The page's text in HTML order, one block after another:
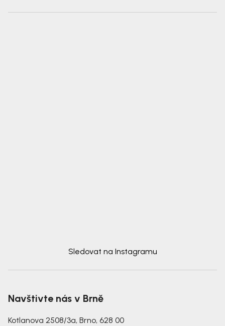
Sledovat na Instagramu
Navštivte nás v Brně
Kotlanova 2508/3a, Brno, 628 00